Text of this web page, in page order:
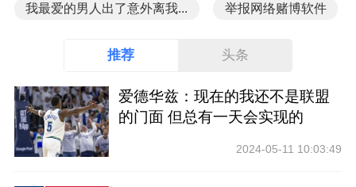
我最爱的男人出了意外离我... 举报网络赌博软件
推荐 头条
爱德华兹：现在的我还不是联盟
的门面 但总有一天会实现的
2024-05-11 10:03:49